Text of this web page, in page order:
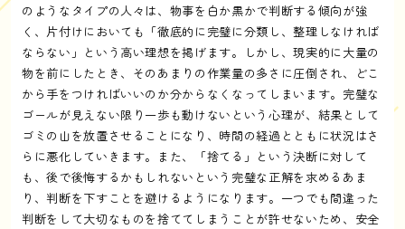
のようなタイプの人々は、物事を白か黒かで判断する傾向が強
く、片付けにおいても「徹底的に完璧に分類し、整理しなければ
ならない」という高い理想を掲げます。しかし、現実的に大量の
物を前にしたとき、そのあまりの作業量の多さに圧倒され、どこ
から手をつければいいのか分からなくなってしまいます。完璧な
ゴールが見えない限り一歩も動けないという心理が、結果として
ゴミの山を放置させることになり、時間の経過とともに状況はさ
らに悪化していきます。また、「捨てる」という決断に対して
も、後で後悔するかもしれないという完璧な正解を求めるあま
り、判断を下すことを避けるようになります。一つでも間違った
判断をして大切なものを捨ててしまうことが許せないため、安全